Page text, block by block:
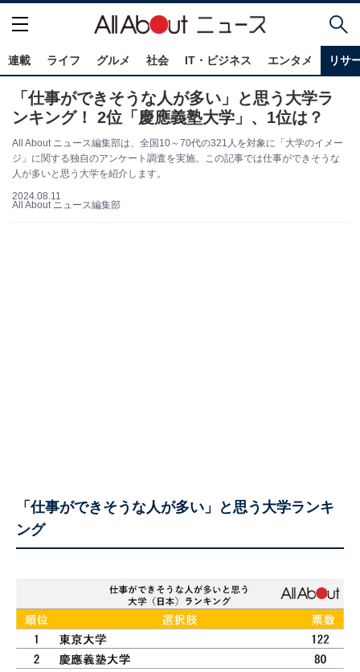
連載 ライフ グルメ 社会 IT・ビジネス エンタメ リサ
「仕事ができそうな人が多い」と思う大学ラ
ンキング！ 2位「慶應義塾大学」、1位は？
All About ニュース編集部は、全国10～70代の321人を対象に「大学のイメー
ジ」に関する独自のアンケート調査を実施。この記事では仕事ができそうな
人が多いと思う大学を紹介します。
2024.08.11
All About ニュース編集部
「仕事ができそうな人が多い」と思う大学ランキ
ング